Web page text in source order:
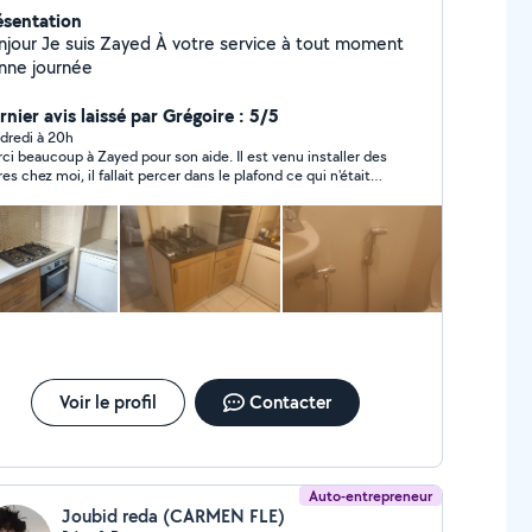
Je suis Zayed À votre service à tout moment
journée
avis laissé par Grégoire : 5/5
à 20h
beaucoup à Zayed pour son aide. Il est venu installer des
chez moi, il fallait percer dans le plafond ce qui n'était
précis avec le souci du détail et à un super tarif par rapport
De plus Zayed était très sympathique. Je
totalement.
Voir le profil Contacter
Auto-entrepreneur
Joubid reda (CARMEN FLE)